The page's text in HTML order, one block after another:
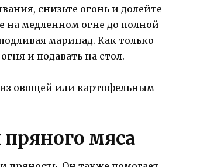
снизьте огонь и долейте
на медленном огне до полной
маринад. Как только
и подавать на стол.
овощей или картофельным
мяса